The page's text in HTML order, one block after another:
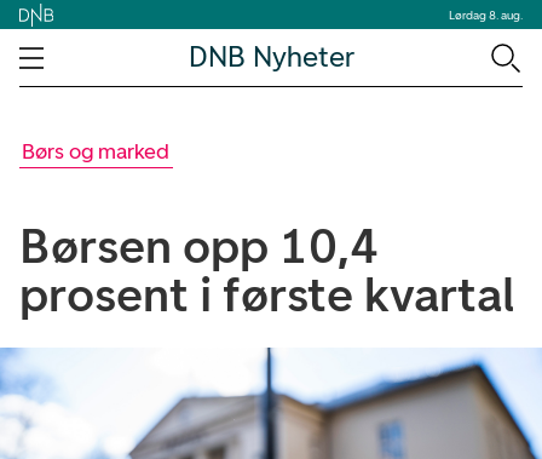
Lørdag 8. aug.
DNB Nyheter
Børs og marked
Børsen opp 10,4
prosent i første kvartal